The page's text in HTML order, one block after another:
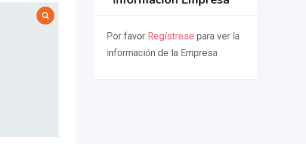
Por favor Regístrese para ver la
información de la Empresa